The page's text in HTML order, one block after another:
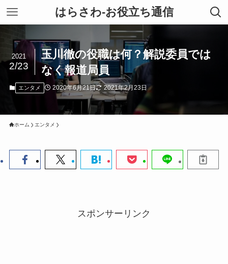
はらさわ-お役立ち通信
玉川徹の役職は何？解説委員では
なく報道局員
2021
2/23
エンタメ 2020年6月21日 2021年2月23日
ホーム エンタメ
スポンサーリンク